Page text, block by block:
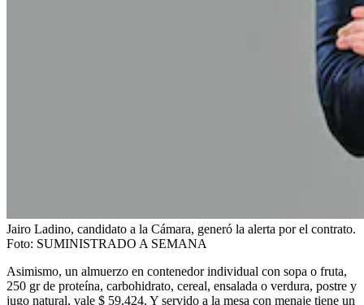
Jairo Ladino, candidato a la Cámara, generó la alerta por el contrato.
Foto: SUMINISTRADO A SEMANA
Asimismo, un almuerzo en contenedor individual con sopa o fruta,
250 gr de proteína, carbohidrato, cereal, ensalada o verdura, postre y
jugo natural, vale $ 59.424. Y servido a la mesa con menaje tiene un